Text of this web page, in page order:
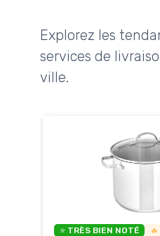
Explorez les
services de
ville.
⭐ TRÈS BIEN NOTÉ